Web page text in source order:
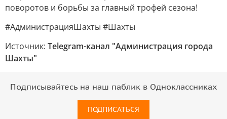
поворотов и борьбы за главный трофей сезона!
#АдминистрацияШахты #Шахты
Источник: Telegram-канал "Администрация города
Шахты"
Подписывайтесь на наш паблик в Одноклассниках
ПОДПИСАТЬСЯ